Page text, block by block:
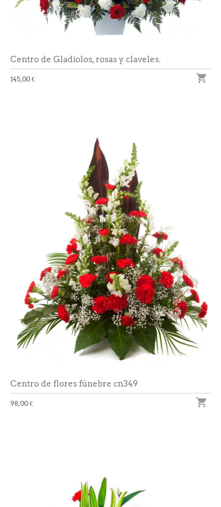
Centro de Gladiolos, rosas y claveles.
145,00 € 
Centro de flores fúnebre cn349
98,00 € 